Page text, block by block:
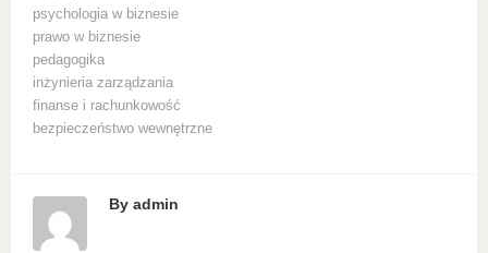
psychologia w biznesie
prawo w biznesie
pedagogika
inżynieria zarządzania
finanse i rachunkowość
bezpieczeństwo wewnętrzne
By admin